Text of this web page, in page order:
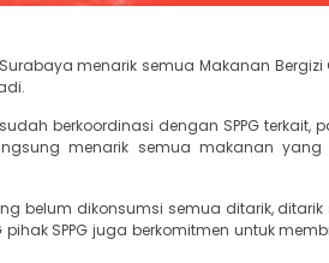
menarik semua Makanan Bergizi
berkoordinasi dengan SPPG terkait,
menarik semua makanan yang
belum dikonsumsi semua ditarik, ditarik
SPPG juga berkomitmen untuk